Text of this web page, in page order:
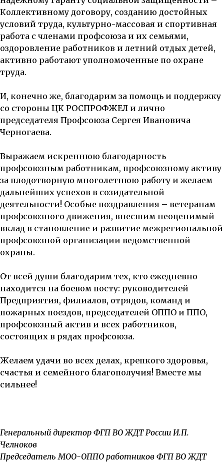
Коллективному договору, созданию достойных
условий труда, культурно-массовая и спортивная
работа с членами профсоюза и их семьями,
оздоровление работников и летний отдых детей,
активно работают уполномоченные по охране
труда.
И, конечно же, благодарим за помощь и поддержку
со стороны ЦК РОСПРОФЖЕЛ и лично
председателя Профсоюза Сергея Ивановича
Черногаева.
Выражаем искреннюю благодарность
профсоюзным работникам, профсоюзному активу
за плодотворную многолетнюю работу и желаем
дальнейших успехов в созидательной
деятельности! Особые поздравления – ветеранам
профсоюзного движения, внесшим неоценимый
вклад в становление и развитие межрегиональной
профсоюзной организации ведомственной
охраны.
От всей души благодарим тех, кто ежедневно
находится на боевом посту: руководителей
Предприятия, филиалов, отрядов, команд и
пожарных поездов, председателей ОППО и ППО,
профсоюзный актив и всех работников,
состоящих в рядах профсоюза.
Желаем удачи во всех делах, крепкого здоровья,
счастья и семейного благополучия! Вместе мы
сильнее!
Генеральный директор ФГП ВО ЖДТ России И.П.
Челноков
Председатель МОО-ОППО работников ФГП ВО ЖДТ